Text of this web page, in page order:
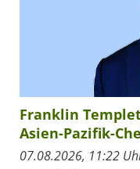
Franklin
Asien-Pazifik-
07.08.2026, 11:22